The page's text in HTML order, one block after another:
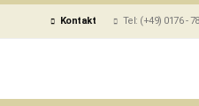
Kontakt Tel: (+49) 0176 -